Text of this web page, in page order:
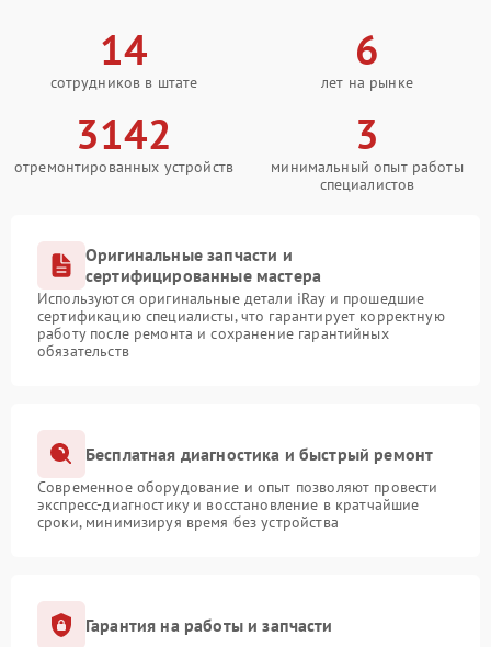
14
сотрудников в штате
6
лет на рынке
3142
отремонтированных устройств
3
минимальный опыт работы
специалистов
Оригинальные запчасти и
сертифицированные мастера
Используются оригинальные детали iRay и прошедшие
сертификацию специалисты, что гарантирует корректную
работу после ремонта и сохранение гарантийных
обязательств
Бесплатная диагностика и быстрый ремонт
Современное оборудование и опыт позволяют провести
экспресс-диагностику и восстановление в кратчайшие
сроки, минимизируя время без устройства
Гарантия на работы и запчасти